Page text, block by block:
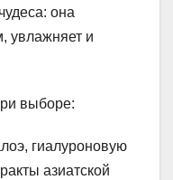
она
увлажняет и
выборе:
гиалуроновую
азиатской